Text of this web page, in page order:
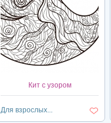
Кит с узором
Для взрослых...